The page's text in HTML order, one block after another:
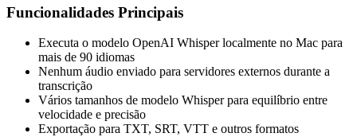
Funcionalidades Principais
Executa o modelo OpenAI Whisper localmente no Mac para
mais de 90 idiomas
Nenhum áudio enviado para servidores externos durante a
transcrição
Vários tamanhos de modelo Whisper para equilíbrio entre
velocidade e precisão
Exportação para TXT, SRT, VTT e outros formatos